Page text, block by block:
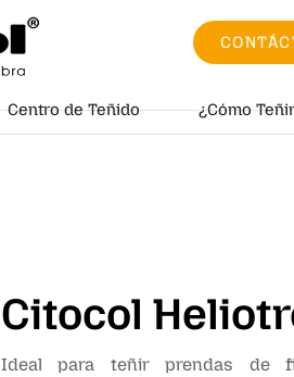
Centro de Teñido ¿Cómo
Citocol
Ideal para teñir prendas de